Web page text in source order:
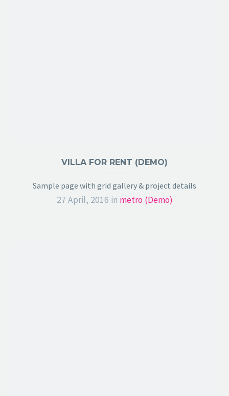
VILLA FOR RENT (DEMO)
Sample page with grid gallery & project details
27 April, 2016 in metro (Demo)